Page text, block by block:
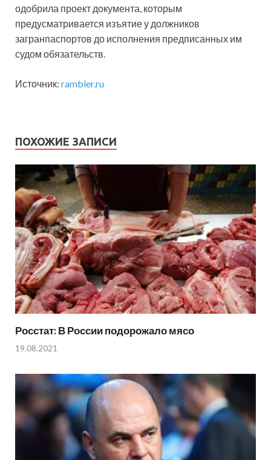
одобрила проект документа, которым
предусматривается изъятие у должников
загранпаспортов до исполнения предписанных им
судом обязательств.
Источник: rambler.ru
ПОХОЖИЕ ЗАПИСИ
Росстат: В России подорожало мясо
19.08.2021